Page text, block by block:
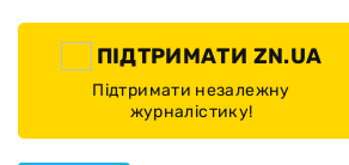
ПІДТРИМАТИ ZN.UA
Підтримати незалежну
журналістику!